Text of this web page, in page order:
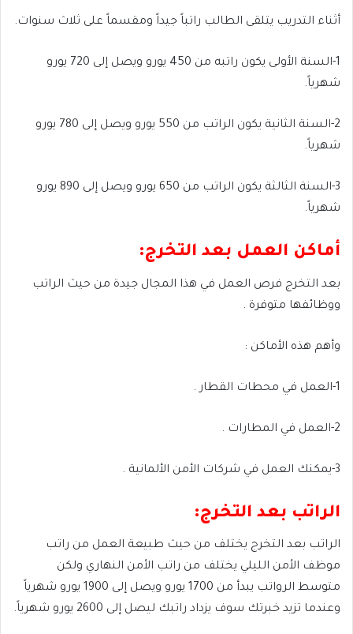
أثناء التدريب يتلقى الطالب راتباً جيداً ومقسماً على ثلاث سنوات.
1-السنة الأولى يكون راتبه من 450 يورو ويصل إلى 720 يورو
شهرياً.
2-السنة الثانية يكون الراتب من 550 يورو ويصل إلى 780 يورو
شهرياً.
3-السنة الثالثة يكون الراتب من 650 يورو ويصل إلى 890 يورو
شهرياً.
أماكن العمل بعد التخرج:
بعد التخرج فرص العمل في هذا المجال جيدة من حيث الراتب
ووظائفها متوفرة .
وأهم هذه الأماكن :
1-العمل في محطات القطار .
2-العمل في المطارات .
3-يمكنك العمل في شركات الأمن الألمانية .
الراتب بعد التخرج:
الراتب بعد التخرج يختلف من حيث طبيعة العمل من راتب
موظف الأمن الليلي يختلف من راتب الأمن النهاري ولكن
متوسط الرواتب يبدأ من 1700 يورو ويصل إلى 1900 يورو شهرياً
وعندما تزيد خبرتك سوف يزداد راتبك ليصل إلى 2600 يورو شهرياً.